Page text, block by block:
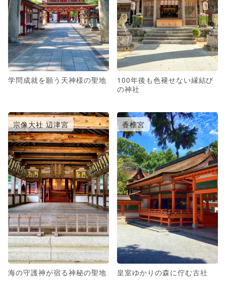
学問成就を願う天神様の聖地
100年後も色褪せない縁結び
の神社
宗像大社 辺津宮
海の守護神が宿る神秘の聖地
香椎宮
皇室ゆかりの森に佇む古社